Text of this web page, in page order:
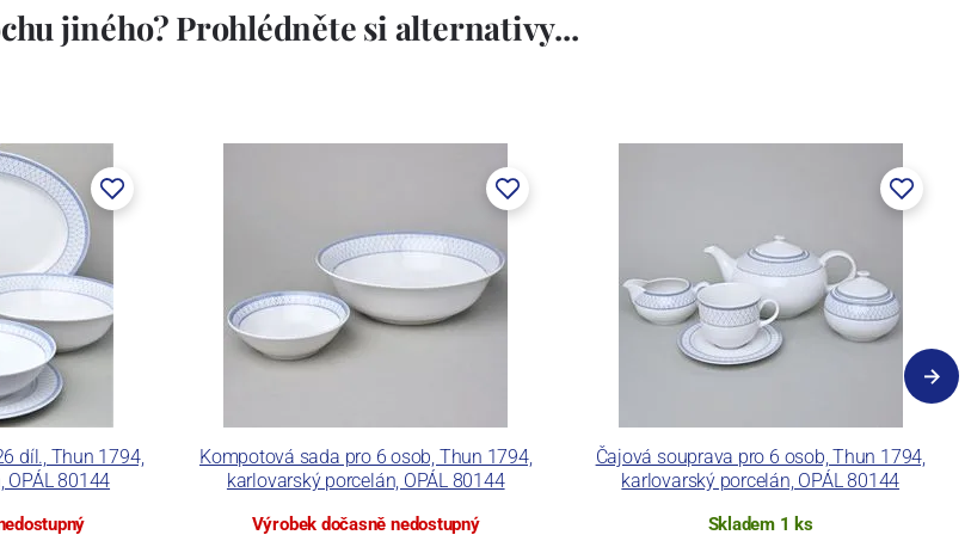
Závod je vybaven zařízením na výrobu
dekorační pecí. Závod je schopen
technik.
Hotel & Restaurant.
jiného? Prohlédněte si alternativy...
díl., Thun 1794,
OPÁL 80144
Kompotová sada pro 6 osob, Thun 1794,
karlovarský porcelán, OPÁL 80144
Výrobek dočasně nedostupný
Čajová souprava pro 6 osob, Thun 1794,
karlovarský porcelán, OPÁL 80144
Skladem 1 ks